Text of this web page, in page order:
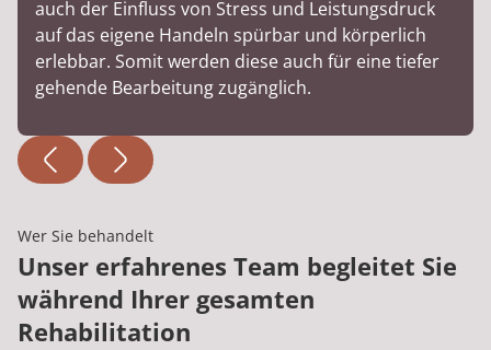
auch der Einfluss von Stress und Leistungsdruck
auf das eigene Handeln spürbar und körperlich
erlebbar. Somit werden diese auch für eine tiefer
gehende Bearbeitung zugänglich.
Wer Sie behandelt
Unser erfahrenes Team begleitet Sie
während Ihrer gesamten
Rehabilitation